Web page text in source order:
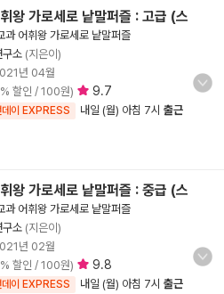
왕 가로세로 낱말퍼즐 : 고급 (스
과 어휘왕 가로세로 낱말퍼즐
구소 (지은이)
년 04월
할인 / 100원) 9.7
데이 EXPRESS 내일 (월) 아침 7시 출근
왕 가로세로 낱말퍼즐 : 중급 (스
과 어휘왕 가로세로 낱말퍼즐
구소 (지은이)
년 02월
할인 / 100원) 9.8
데이 EXPRESS 내일 (월) 아침 7시 출근